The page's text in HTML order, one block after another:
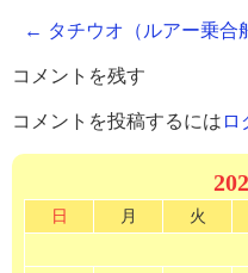
← タチウオ（ルアー乗合
コメントを残す
コメントを投稿するには ロ
日 月 火